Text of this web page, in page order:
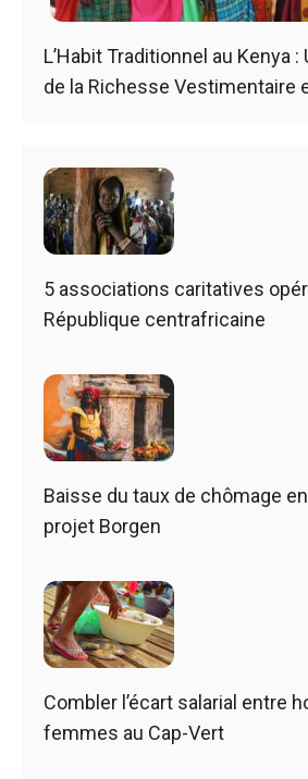
L’Habit Traditionnel au Kenya :
de la Richesse Vestimentaire
5 associations caritatives
République centrafricaine
Baisse du taux de chômage
projet Borgen
Combler l’écart salarial entre
femmes au Cap-Vert